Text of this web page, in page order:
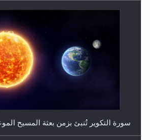
فتوى أمير المؤمنين الميرزا مسرور أحمد
سورة التكوير تُنبئ بزمن بعثة المسيح